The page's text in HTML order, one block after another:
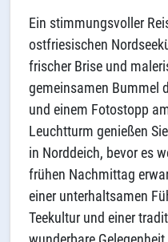
Ein stimmungsvoller
ostfriesischen
frischer Brise und
gemeinsamen Bummel
und einem Fotostopp
Leuchtturm genießen
in Norddeich, bevor es
frühen Nachmittag
einer unterhaltsamen
Teekultur und einer